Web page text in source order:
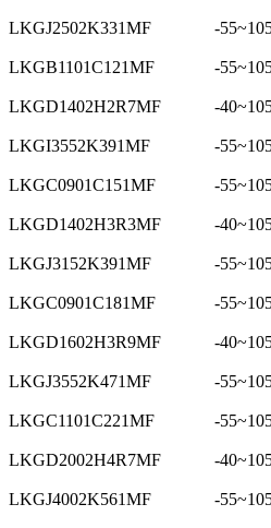
LKGJ2502K331MF -
LKGB1101C121MF -
LKGD1402H2R7MF -
LKGI3552K391MF -
LKGC0901C151MF -
LKGD1402H3R3MF -
LKGJ3152K391MF -
LKGC0901C181MF -
LKGD1602H3R9MF -
LKGJ3552K471MF -
LKGC1101C221MF -
LKGD2002H4R7MF -
LKGJ4002K561MF -